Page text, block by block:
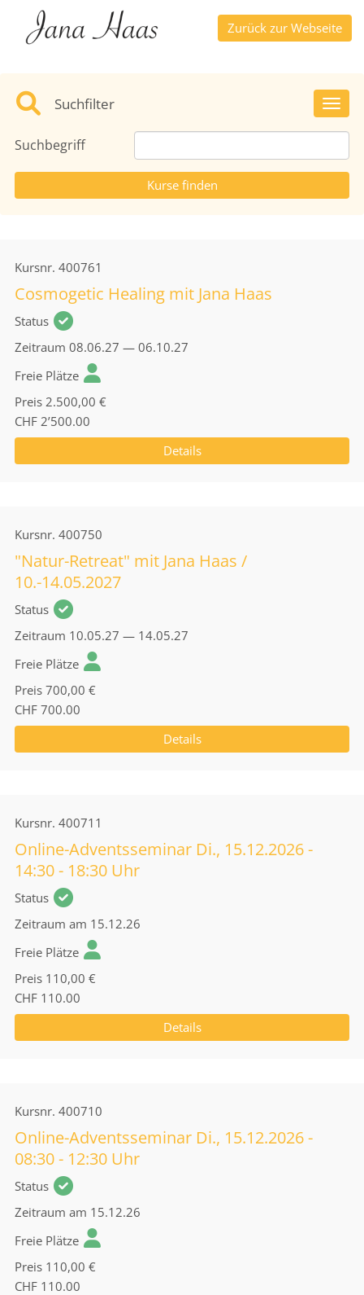
Zurück zur Webseite
Suchfilter
Suchbegriff
Kursnr. 400761
Cosmogetic Healing mit Jana Haas
Status
Zeitraum 08.06.27 — 06.10.27
Freie Plätze
Preis 2.500,00 €
CHF 2’500.00
Details
Kursnr. 400750
"Natur-Retreat" mit Jana Haas /
10.-14.05.2027
Status
Zeitraum 10.05.27 — 14.05.27
Freie Plätze
Preis 700,00 €
CHF 700.00
Details
Kursnr. 400711
Online-Adventsseminar Di., 15.12.2026 -
14:30 - 18:30 Uhr
Status
Zeitraum am 15.12.26
Freie Plätze
Preis 110,00 €
CHF 110.00
Details
Kursnr. 400710
Online-Adventsseminar Di., 15.12.2026 -
08:30 - 12:30 Uhr
Status
Zeitraum am 15.12.26
Freie Plätze
Preis 110,00 €
CHF 110.00